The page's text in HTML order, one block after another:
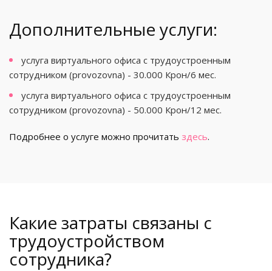
Дополнительные услуги:
услуга виртуального офиса с трудоустроенным
сотрудником (provozovna) - 30.000 Крон/6 мес.
услуга виртуального офиса с трудоустроенным
сотрудником (provozovna) - 50.000 Крон/12 мес.
Подробнее о услуге можно прочитать здесь.
Какие затраты связаны с
трудоустройством
сотрудника?